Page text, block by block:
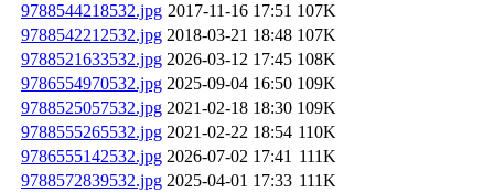
9788544218532.jpg 2017-11-16 17:51 107K
9788542212532.jpg 2018-03-21 18:48 107K
9788521633532.jpg 2026-03-12 17:45 108K
9786554970532.jpg 2025-09-04 16:50 109K
9788525057532.jpg 2021-02-18 18:30 109K
9788555265532.jpg 2021-02-22 18:54 110K
9786555142532.jpg 2026-07-02 17:41 111K
9788572839532.jpg 2025-04-01 17:33 111K